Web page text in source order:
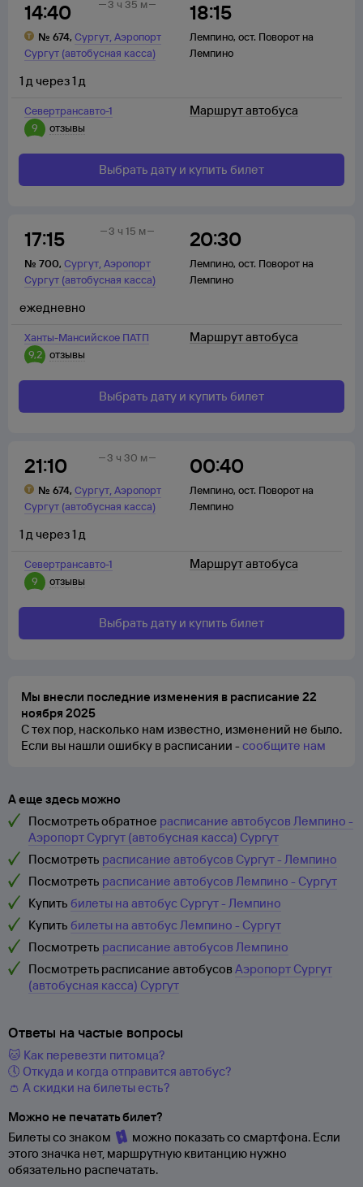
14:40
№ 674, Сургут,Аэропорт
Сургут (автобусная касса)
18:15
Лемпино, ост. Поворот на
Лемпино
3 ч 35 м
Севертрансавто-1
9
отзывы
1 д через1 д
Маршрут автобуса
Выбрать дату и купить билет
17:15
№ 700, Сургут,Аэропорт
Сургут (автобусная касса)
20:30
Лемпино, ост. Поворот на
Лемпино
3 ч 15 м
Ханты-Мансийское ПАТП
9,2 отзывы
ежедневно
Маршрут автобуса
Выбрать дату и купить билет
21:10
№ 674, Сургут,Аэропорт
Сургут (автобусная касса)
00:40
Лемпино, ост. Поворот на
Лемпино
3 ч 30 м
Севертрансавто-1
9
отзывы
1 д через1 д
Маршрут автобуса
Выбрать дату и купить билет
Мы внесли последние изменения в расписание 22
ноября 2025
С тех пор, насколько нам известно, изменений не было.
Если вы нашли ошибку в расписании -сообщите нам
А еще здесь можно
Посмотреть обратное расписание автобусов Лемпино -
Аэропорт Сургут (автобусная касса) Сургут
Посмотреть расписание автобусов Сургут - Лемпино
Посмотреть расписание автобусов Лемпино - Сургут
Купить билеты на автобус Сургут - Лемпино
Купить билеты на автобус Лемпино - Сургут
Посмотреть расписание автобусов Лемпино
Посмотреть расписание автобусовАэропорт Сургут
(автобусная касса) Сургут
Ответы на частые вопросы
🐱 Как перевезти питомца?
🕔 Откуда и когда отправится автобус?
👛 А скидки на билеты есть?
Можно не печатать билет?
Билеты со знаком
можно показать со смартфона. Если
этого значка нет, маршрутную квитанцию нужно
обязательно распечатать.